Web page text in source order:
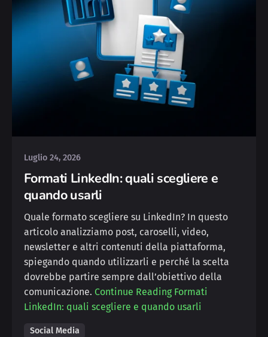
Luglio 24, 2026
Formati LinkedIn: quali scegliere e
quando usarli
Quale formato scegliere su LinkedIn? In questo
articolo analizziamo post, caroselli, video,
newsletter e altri contenuti della piattaforma,
spiegando quando utilizzarli e perché la scelta
dovrebbe partire sempre dall’obiettivo della
comunicazione. Continue ReadingFormati
LinkedIn: quali scegliere e quando usarli
Social Media